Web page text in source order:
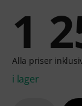
1
Alla priser
i lager